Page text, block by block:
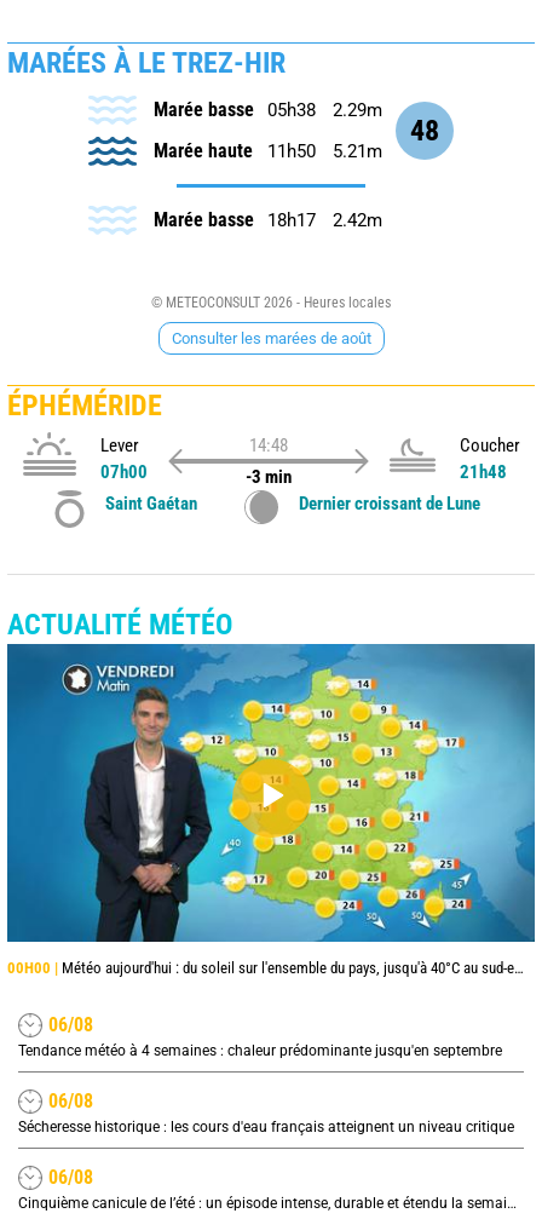
MARÉES À LE TREZ-HIR
48
Marée basse 05h38 2.29m
Marée haute 11h50 5.21m
Marée basse 18h17 2.42m
© METEOCONSULT 2026 - Heures locales
Consulter les marées de août
ÉPHÉMÉRIDE
Lever
07h00
14:48
-3 min
Coucher
21h48
Saint Gaétan
Dernier croissant de Lune
ACTUALITÉ MÉTÉO
00H00 | Météo aujourd'hui : du soleil sur l'ensemble du pays, jusqu'à 40°C au sud-est
06/08
Tendance météo à 4 semaines : chaleur prédominante jusqu'en septembre
06/08
Sécheresse historique : les cours d'eau français atteignent un niveau critique
06/08
Cinquième canicule de l’été : un épisode intense, durable et étendu la semaine prochaine